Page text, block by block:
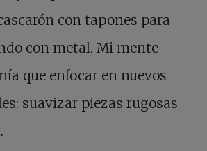
con tapones para
con metal. Mi mente
que enfocar en nuevos
suavizar piezas rugosas